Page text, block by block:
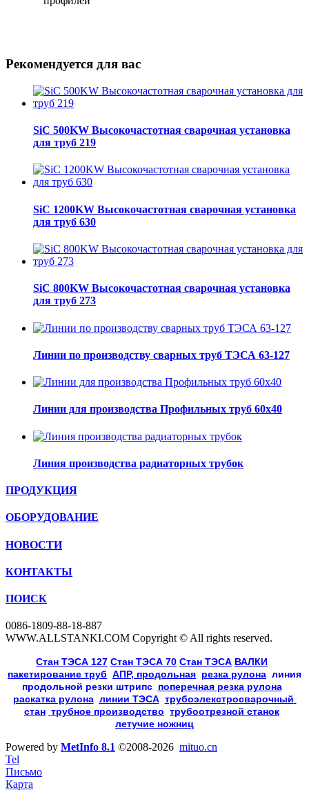
Рекомендуется для вас
SiC 500KW Высокочастотная сварочная установка
для труб 219
SiC 1200KW Высокочастотная сварочная установка
для труб 630
SiC 800KW Высокочастотная сварочная установка
для труб 273
Линии по производству сварных труб ТЭСА 63-127
Линии для производства Профильных труб 60х40
Линия производства радиаторных трубок
ПРОДУКЦИЯ
ОБОРУДОВАНИЕ
НОВОСТИ
КОНТАКТЫ
ПОИСК
0086-1809-88-18-887
WWW.ALLSTANKI.COM Copyright © All rights reserved.
Cтан ТЭСА 127 Cтан ТЭСА 70 Cтан ТЭСА ВАЛКИ
пакетирование труб АПР, продольная резка рулона линия
продольной резки штрипс, поперечная резка рулона
раскатка рулона, линии ТЭСА, трубоэлекстросварочный
стан трубное производство трубоотрезной станок
летучие ножниц
Powered by MetInfo 8.1 ©2008-2026 mituo.cn
Tel
Письмо
Карта